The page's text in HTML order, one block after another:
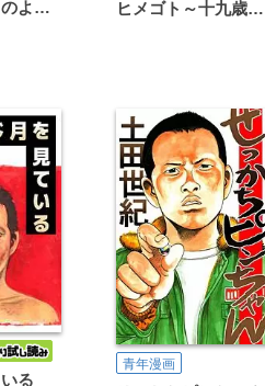
恋は雨上がりのように ヒメゴト～十九歳の制服～
る
青年漫画